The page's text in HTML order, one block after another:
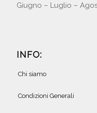
Giugno – Luglio –
INFO:
Chi siamo
Condizioni Generali